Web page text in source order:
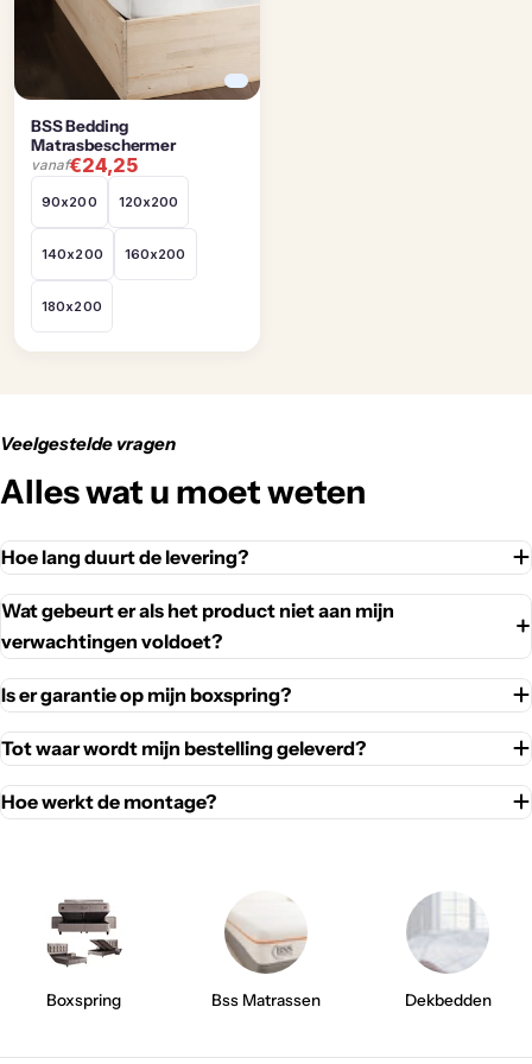
n
:
BSS Bedding
Matrasbeschermer
vanaf€24,25
90x200 120x200
140x200 160x200
180x200
Veelgestelde vragen
Alles wat u moet weten
Hoe lang duurt de levering?
Wat gebeurt er als het product niet aan mijn
verwachtingen voldoet?
Is er garantie op mijn boxspring?
Tot waar wordt mijn bestelling geleverd?
Hoe werkt de montage?
Boxspring Bss Matrassen Dekbedden